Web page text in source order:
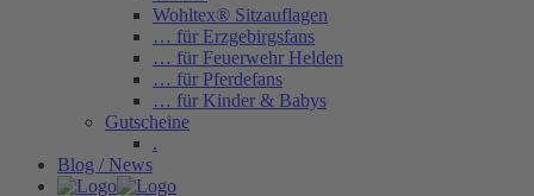
Wohltex® Sitzauflagen
… für Erzgebirgsfans
… für Feuerwehr Helden
… für Pferdefans
… für Kinder & Babys
Gutscheine
.
Blog / News